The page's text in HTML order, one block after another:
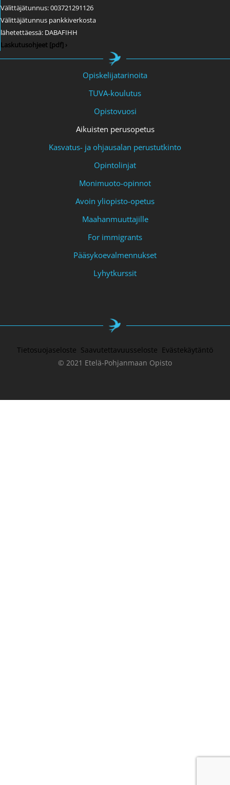
Välittäjätunnus: 003721291126
Välittäjätunnus pankkiverkosta
lähetettäessä: DABAFIHH
Laskutusohjeet [pdf] ›
Opiskelijatarinoita
TUVA-koulutus
Opistovuosi
Aikuisten perusopetus
Kasvatus- ja ohjausalan perustutkinto
Opintolinjat
Monimuoto-opinnot
Avoin yliopisto-opetus
Maahanmuuttajille
For immigrants
Pääsykoevalmennukset
Lyhytkurssit
Tietosuojaseloste Saavutettavuusseloste Evästekäytäntö
© 2021 Etelä-Pohjanmaan Opisto